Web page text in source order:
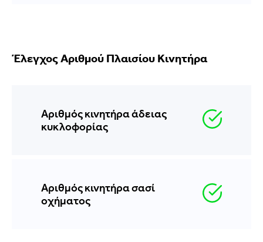
Έλεγχος Αριθμού Πλαισίου Κινητήρα
Αριθμός κινητήρα άδειας
κυκλοφορίας
Αριθμός κινητήρα σασί
οχήματος